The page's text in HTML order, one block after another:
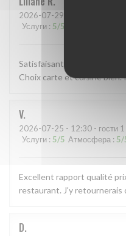
2026-07-29
Услуги : 5/5
Satisfaisant dans l
Choix carte et cuisine bien.
V
2026-07-25 - 12:30 - гости 1
Услуги : 5/5 Атмосфера : 5/
Excellent rapport qualité
restaurant. J'y retournerais
D